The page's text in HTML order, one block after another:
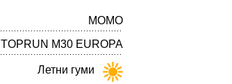
MOMO
TOPRUN M30 EUROPA
Летни гуми